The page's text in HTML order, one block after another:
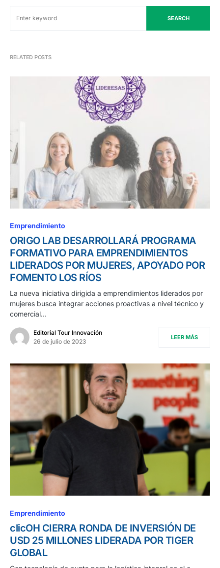
SEARCH
RELATED POSTS
Emprendimiento
ORIGO LAB DESARROLLARÁ PROGRAMA
FORMATIVO PARA EMPRENDIMIENTOS
LIDERADOS POR MUJERES, APOYADO POR
FOMENTO LOS RÍOS
La nueva iniciativa dirigida a emprendimientos liderados por
mujeres busca integrar acciones proactivas a nivel técnico y
comercial…
Editorial Tour Innovación
26 de julio de 2023
LEER MÁS
Emprendimiento
clicOH CIERRA RONDA DE INVERSIÓN DE
USD 25 MILLONES LIDERADA POR TIGER
GLOBAL